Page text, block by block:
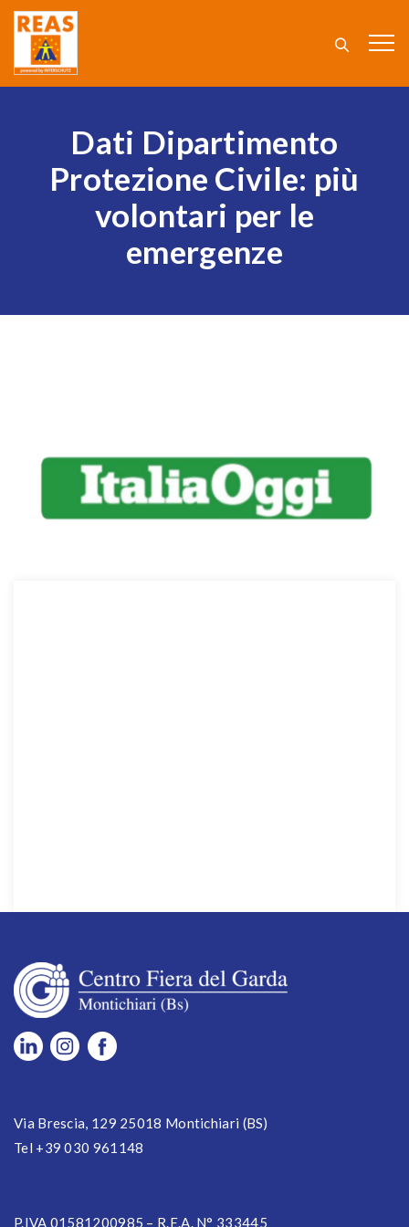
Dati Dipartimento
Protezione Civile: più
volontari per le
emergenze
Via Brescia, 129 25018 Montichiari (BS)
Tel +39 030 961148
P.IVA 01581200985 – R.E.A. N° 333445